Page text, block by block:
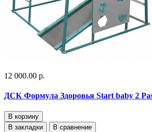
12 000.00 р.
ДСК Формула Здоровья Start baby 2
В корзину
В закладки
В сравнение